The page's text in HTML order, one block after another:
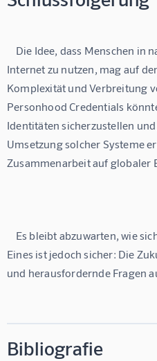
Internet zu nutzen, mag auf
Komplexität und Verbreitung
Personhood Credentials
Identitäten sicherzustellen
Umsetzung solcher Systeme
Zusammenarbeit auf globaler
Eines ist jedoch sicher: Die
und herausfordernde Fragen
Bibliografie